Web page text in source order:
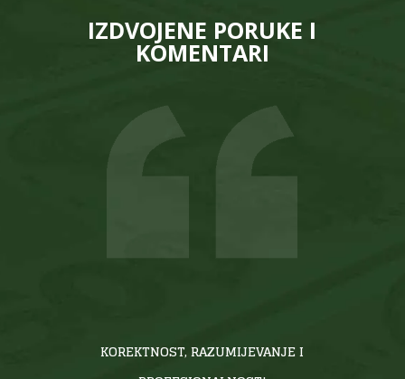
IZDVOJENE PORUKE I
KOMENTARI
KOREKTNOST, RAZUMIJEVANJE I